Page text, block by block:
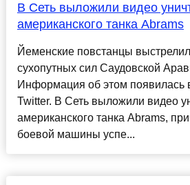
В Сеть выложили видео
американского танка Abrams
Йеменские повстанцы
сухопутных сил Саудовской
Информация об этом появилась
Twitter. В Сеть выложили видео
американского танка Abrams,
боевой машины успе...